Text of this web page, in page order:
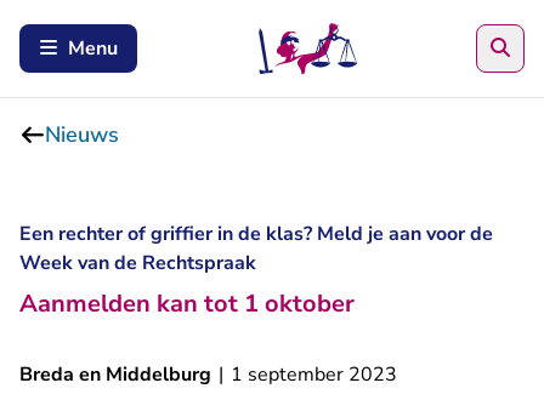
Menu
Nieuws
Een rechter of griffier in de klas? Meld je aan voor de
Week van de Rechtspraak
Aanmelden kan tot 1 oktober
Breda en Middelburg | 1 september 2023